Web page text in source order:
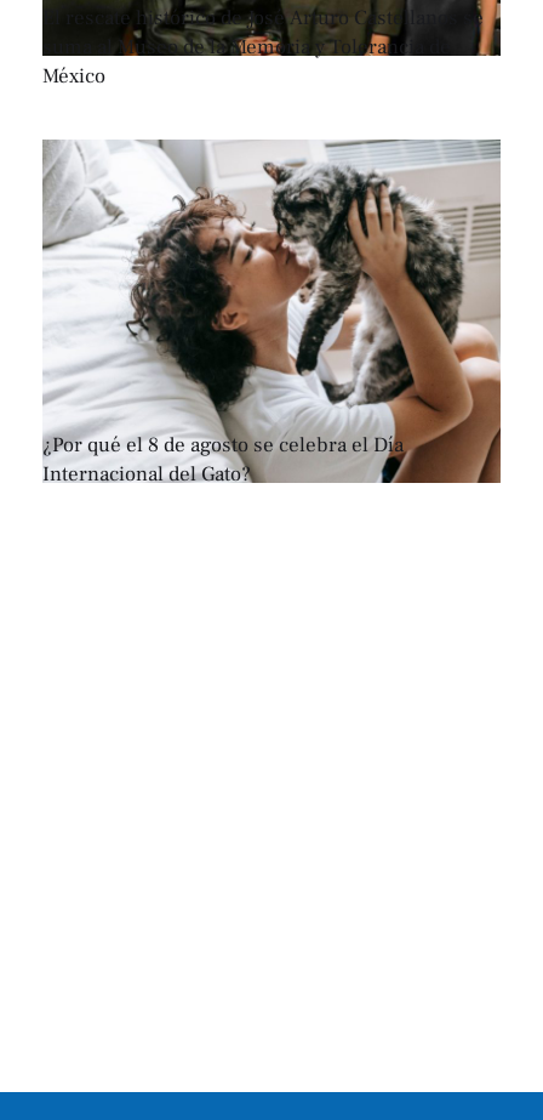
El rescate histórico de José Arturo Castellanos se
suma al Museo de la Memoria y Tolerancia de
México
¿Por qué el 8 de agosto se celebra el Día
Internacional del Gato?